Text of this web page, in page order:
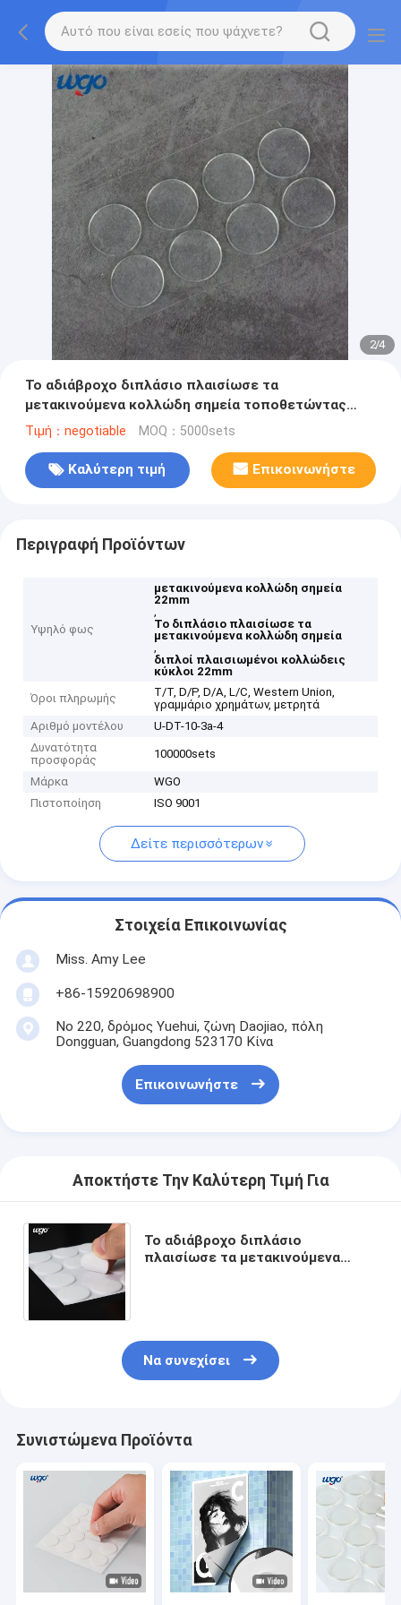
2/4
Το αδιάβροχο διπλάσιο πλαισίωσε τα
μετακινούμενα κολλώδη σημεία τοποθετώντας
τους κύκλους 22mm διάμετρος
Τιμή：negotiable MOQ：5000sets
Καλύτερη τιμή Επικοινωνήστε
Περιγραφή Προϊόντων
Υψηλό φως
μετακινούμενα κολλώδη σημεία
22mm
,
Το διπλάσιο πλαισίωσε τα
μετακινούμενα κολλώδη σημεία
,
διπλοί πλαισιωμένοι κολλώδεις
κύκλοι 22mm
Όροι πληρωμής
T/T, D/P, D/A, L/C, Western Union,
γραμμάριο χρημάτων, μετρητά
Αριθμό μοντέλου
U-DT-10-3a-4
Δυνατότητα
προσφοράς
100000sets
Μάρκα
WGO
Πιστοποίηση
ISO 9001
Δείτε περισσότερων
Στοιχεία Επικοινωνίας
Miss. Amy Lee
+86-15920698900
Νο 220, δρόμος Yuehui, ζώνη Daojiao, πόλη
Dongguan, Guangdong 523170 Κίνα
Επικοινωνήστε
Αποκτήστε Την Καλύτερη Τιμή Για
Το αδιάβροχο διπλάσιο
πλαισίωσε τα μετακινούμενα
Να συνεχίσει
Συνιστώμενα Προϊόντα